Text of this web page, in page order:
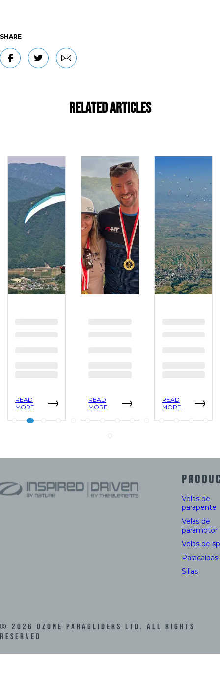
SHARE
Related Articles
READ
MORE
READ
MORE
READ
MORE
Velas de
parapente
Velas de
paramotor
Velas de
Paracaídas
Sillas
© 2026 Ozone Paragliders LTD. All Rights
Reserved